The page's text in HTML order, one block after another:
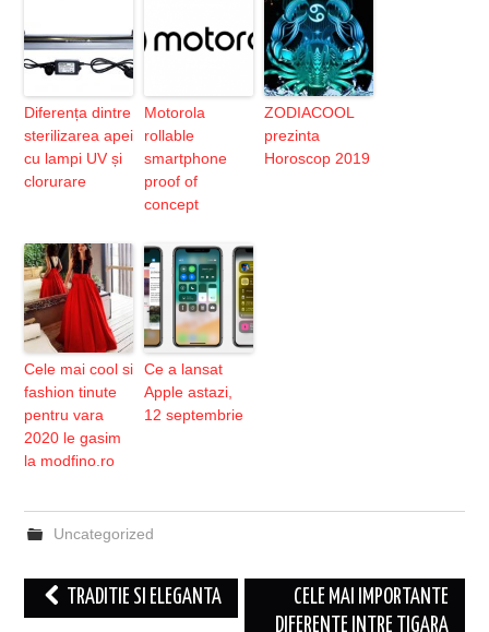
Diferența dintre
sterilizarea apei
cu lampi UV și
clorurare
Motorola
rollable
smartphone
proof of
concept
ZODIACOOL
prezinta
Horoscop 2019
Cele mai cool si
fashion tinute
pentru vara
2020 le gasim
la modfino.ro
Ce a lansat
Apple astazi,
12 septembrie
Uncategorized
Post
TRADITIE SI ELEGANTA
CELE MAI IMPORTANTE
DIFERENTE INTRE TIGARA